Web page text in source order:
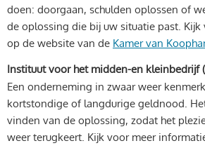
doen: doorgaan, schulden oplossen of
de oplossing die bij uw situatie past.
op de website van de Kamer van
Instituut voor het midden-en kleinbedrijf
Een onderneming in zwaar weer
kortstondige of langdurige geldnood.
vinden van de oplossing, zodat het
weer terugkeert. Kijk voor meer